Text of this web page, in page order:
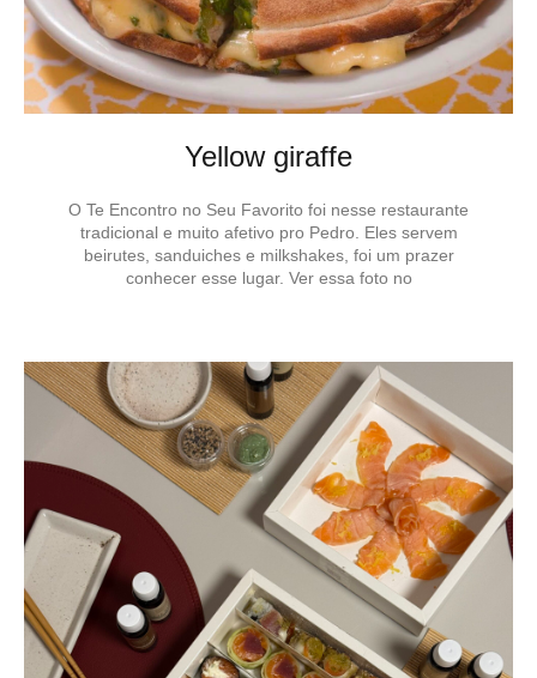
Yellow giraffe
O Te Encontro no Seu Favorito foi nesse restaurante
tradicional e muito afetivo pro Pedro. Eles servem
beirutes, sanduiches e milkshakes, foi um prazer
conhecer esse lugar. Ver essa foto no